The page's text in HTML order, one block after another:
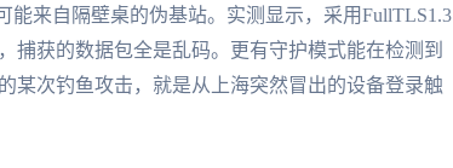
能来自隔壁桌的伪基站。实测显示，采用FullTLS1.3
捕获的数据包全是乱码。更有守护模式能在检测到
次钓鱼攻击，就是从上海突然冒出的设备登录触